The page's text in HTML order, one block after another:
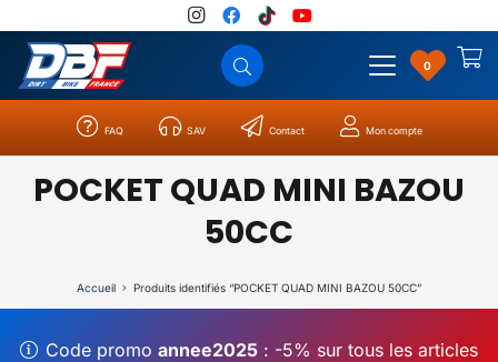
0
FAQ SAV Contact Mon compte
POCKET QUAD MINI BAZOU
50CC
Accueil Produits identifiés “POCKET QUAD MINI BAZOU 50CC”
Code promo annee2025: -5% sur tous les articles
Catégories Résultats